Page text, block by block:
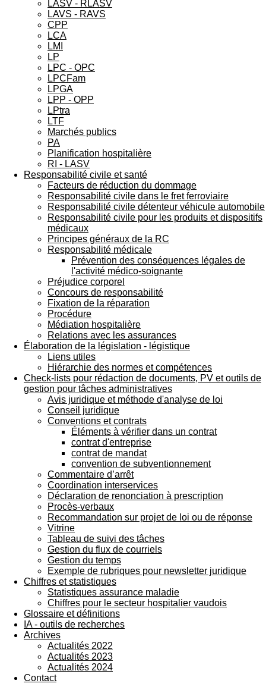
LASV - RLASV
LAVS - RAVS
CPP
LCA
LMI
LP
LPC - OPC
LPCFam
LPGA
LPP - OPP
LPtra
LTF
Marchés publics
PA
Planification hospitalière
RI - LASV
Responsabilité civile et santé
Facteurs de réduction du dommage
Responsabilité civile dans le fret ferroviaire
Responsabilité civile détenteur véhicule automobile
Responsabilité civile pour les produits et dispositifs
médicaux
Principes généraux de la RC
Responsabilité médicale
Prévention des conséquences légales de
l'activité médico-soignante
Préjudice corporel
Concours de responsabilité
Fixation de la réparation
Procédure
Médiation hospitalière
Relations avec les assurances
Élaboration de la législation - légistique
Liens utiles
Hiérarchie des normes et compétences
Check-lists pour rédaction de documents, PV et outils de
gestion pour tâches administratives
Avis juridique et méthode d'analyse de loi
Conseil juridique
Conventions et contrats
Éléments à vérifier dans un contrat
contrat d'entreprise
contrat de mandat
convention de subventionnement
Commentaire d’arrêt
Coordination interservices
Déclaration de renonciation à prescription
Procès-verbaux
Recommandation sur projet de loi ou de réponse
Vitrine
Tableau de suivi des tâches
Gestion du flux de courriels
Gestion du temps
Exemple de rubriques pour newsletter juridique
Chiffres et statistiques
Statistiques assurance maladie
Chiffres pour le secteur hospitalier vaudois
Glossaire et définitions
IA - outils de recherches
Archives
Actualités 2022
Actualités 2023
Actualités 2024
Contact